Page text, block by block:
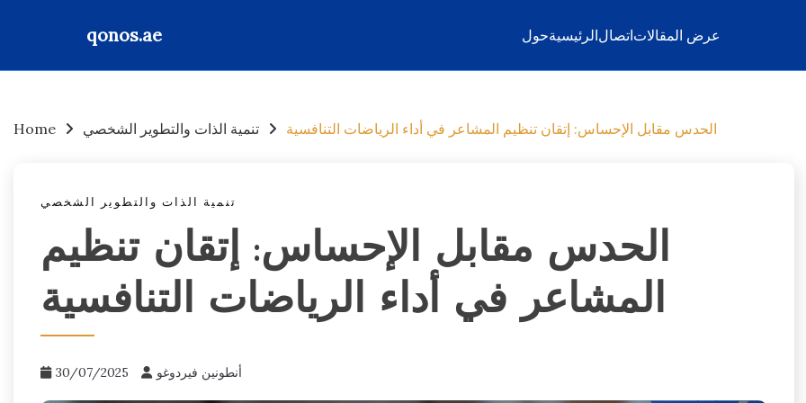
qonos.ae حولالرئيسيةاتصالعرض المقالات
content
Home تنمية الذات والتطوير الشخصي الحدس مقابل الإحساس: إتقان تنظيم المشاعر في أداء الرياضات التنافسية
تنمية الذات والتطوير الشخصي
الحدس مقابل الإحساس: إتقان تنظيم
المشاعر في أداء الرياضات التنافسية
30/07/2025 أنطونين فيردوغو